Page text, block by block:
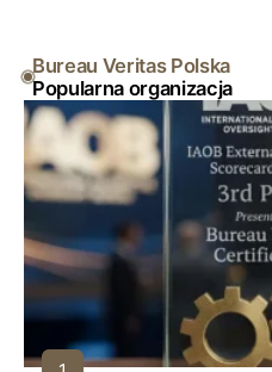
Popularna organizacja
Bureau Veritas Polska